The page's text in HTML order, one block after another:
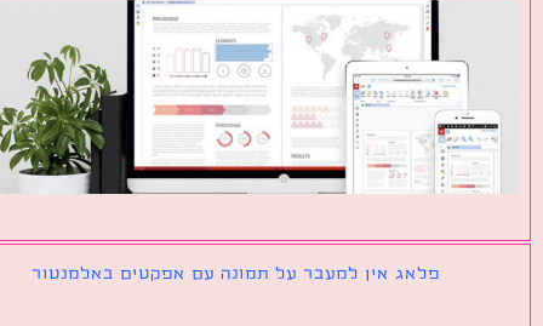
פלאג אין למעבר על תמונה עם אפקטים באלמנטור